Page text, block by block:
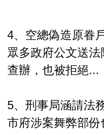
4、空總偽造原眷
眾多政府公文送
查辦，也被拒絕...
5、刑事局涵請法
市府涉案舞弊部份